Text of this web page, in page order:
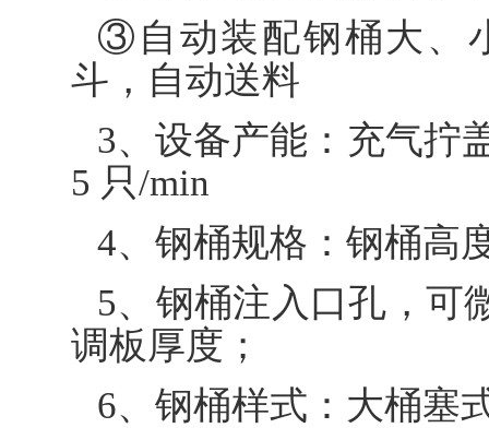
③自动装配钢桶大、
斗，自动送料
3、设备产能：充气拧
5 只/min
4、钢桶规格：钢桶高
5、钢桶注入口孔，可
调板厚度；
6、钢桶样式：大桶塞